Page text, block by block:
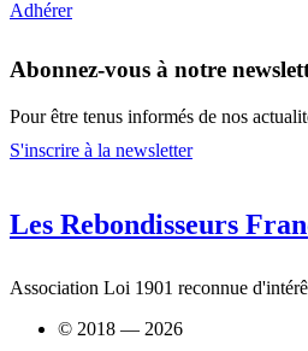
Adhérer
Abonnez-vous à notre
Pour être tenus informés de nos
S'inscrire à la newsletter
Les Rebondisseurs
Association Loi 1901 reconnue
© 2018 — 2026